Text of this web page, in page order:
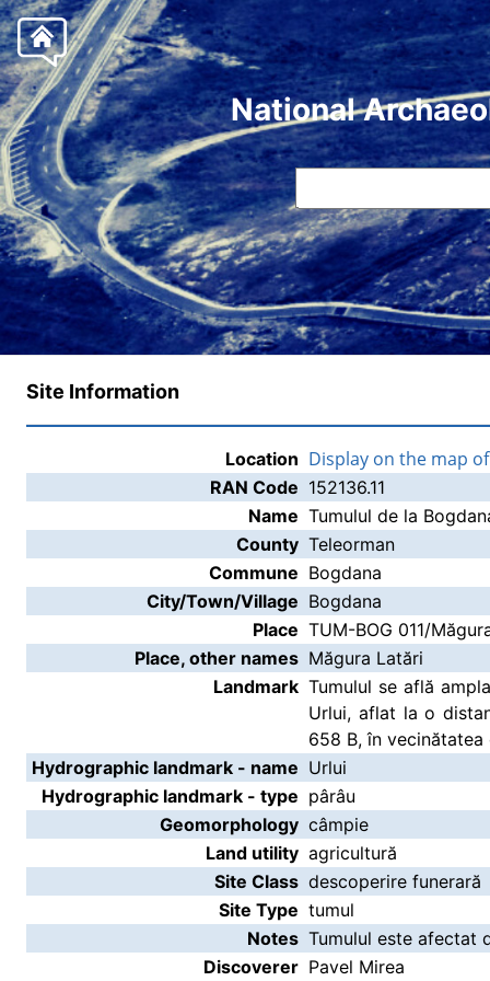
National
Site Information
Location Display on the map
RAN Code 152136.11
Name Tumulul de la
County Teleorman
Commune Bogdana
City/Town/Village Bogdana
Place TUM-BOG 011/
Place, other names Măgura Latări
Landmark Tumulul se află
Urlui, aflat la o
658 B, în vecinătatea
Hydrographic landmark - name Urlui
Hydrographic landmark - type pârâu
Geomorphology câmpie
Land utility agricultură
Site Class descoperire funerară
Site Type tumul
Notes Tumulul este afectat
Discoverer Pavel Mirea